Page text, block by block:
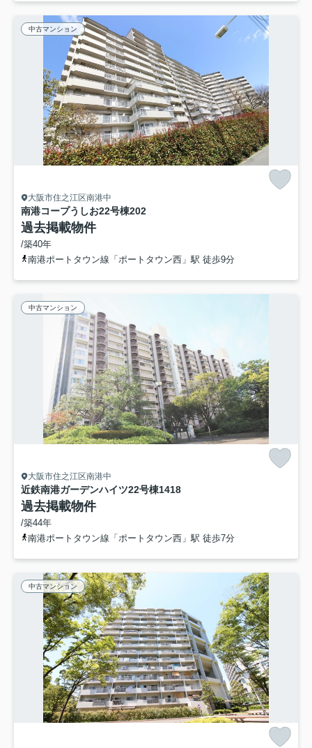
中古マンション
大阪市住之江区南港中
南港コープうしお22号棟202
過去掲載物件
/築40年
南港ポートタウン線「ポートタウン西」駅 徒歩9分
中古マンション
大阪市住之江区南港中
近鉄南港ガーデンハイツ22号棟1418
過去掲載物件
/築44年
南港ポートタウン線「ポートタウン西」駅 徒歩7分
中古マンション